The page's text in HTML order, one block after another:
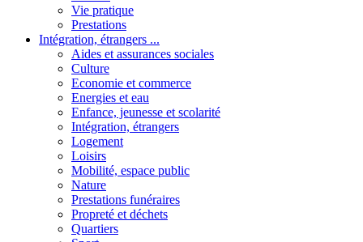
Vie pratique
Prestations
Intégration, étrangers ...
Aides et assurances sociales
Culture
Economie et commerce
Energies et eau
Enfance, jeunesse et scolarité
Intégration, étrangers
Logement
Loisirs
Mobilité, espace public
Nature
Prestations funéraires
Propreté et déchets
Quartiers